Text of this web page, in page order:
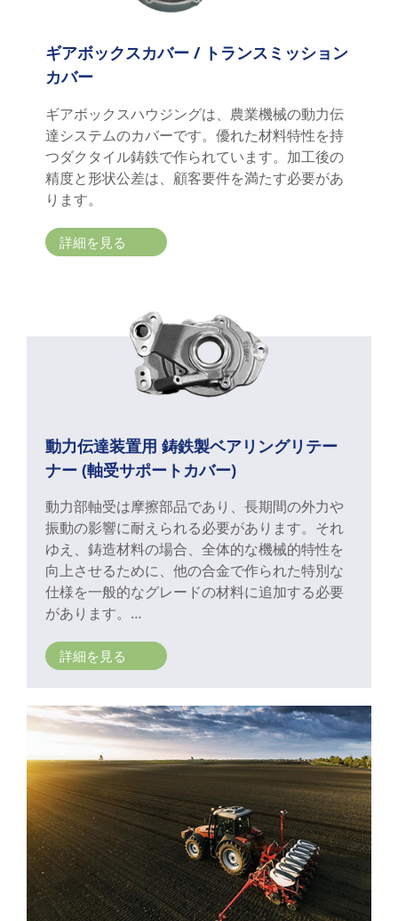
ギアボックスカバー / トランスミッション
カバー
ギアボックスハウジングは、農業機械の動力伝
達システムのカバーです。優れた材料特性を持
つダクタイル鋳鉄で作られています。加工後の
精度と形状公差は、顧客要件を満たす必要があ
ります。
詳細を見る
動力伝達装置用 鋳鉄製ベアリングリテー
ナー (軸受サポートカバー)
動力部軸受は摩擦部品であり、長期間の外力や
振動の影響に耐えられる必要があります。それ
ゆえ、鋳造材料の場合、全体的な機械的特性を
向上させるために、他の合金で作られた特別な
仕様を一般的なグレードの材料に追加する必要
があります。
せん。特に加工面は鋳造欠陥がないという要件
詳細を見る